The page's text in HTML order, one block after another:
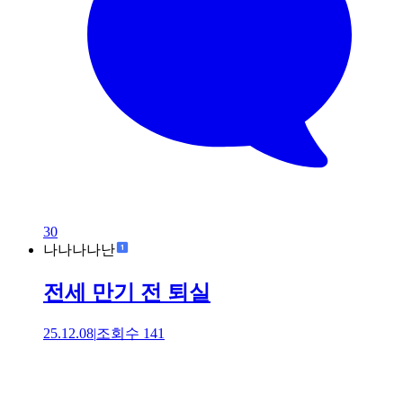
30
나나나나난
전세 만기 전 퇴실
25.12.08|조회수 141